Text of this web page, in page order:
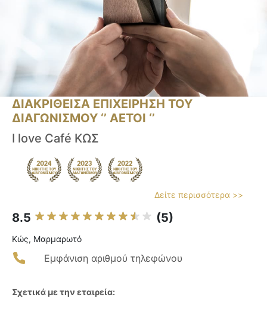
ΔΙΑΚΡΙΘΕΙΣΑ ΕΠΙΧΕΙΡΗΣΗ ΤΟΥ
ΔΙΑΓΩΝΙΣΜΟΥ ‘’ ΑΕΤΟΙ ‘’
I love Café ΚΩΣ
Δείτε περισσότερα >>
8.5 (5)
Κώς, Μαρμαρωτό
Εμφάνιση αριθμού τηλεφώνου
Σχετικά με την εταιρεία: